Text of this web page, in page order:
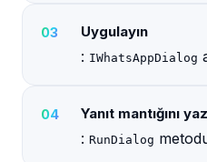
Uygulayın
: IWhatsAppDialog
Yanıt mantığını
: RunDialog